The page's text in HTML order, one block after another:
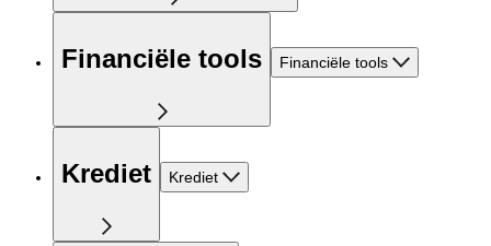
Financiële tools Financiële tools
Krediet Krediet